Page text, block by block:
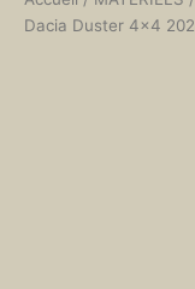
Dacia Duster 4×4